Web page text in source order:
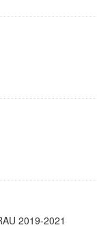
2019-2021